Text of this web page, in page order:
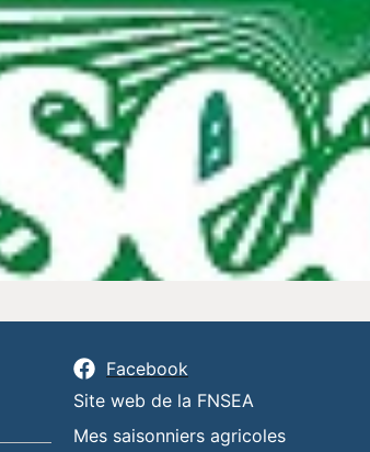
Facebook
Site web de la FNSEA
Mes saisonniers agricoles